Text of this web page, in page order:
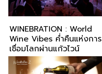
WINEBRATION : World
Wine Vibes ค่ำคืนแห่งการ
เชื่อมโลกผ่านแก้วไวน์